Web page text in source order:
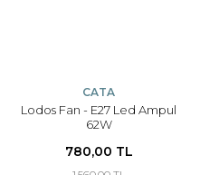
CATA
Lodos Fan - E27 Led Ampul
62W
780,00 TL